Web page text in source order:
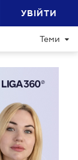
УВІЙТИ
Теми